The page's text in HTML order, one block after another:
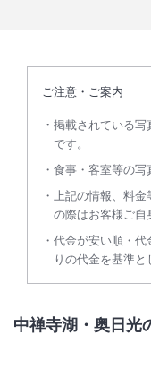
ご注意・ご案内
掲載されている写
です。
食事・客室等の写
上記の情報、料
の際はお客様ご自
代金が安い順・代
りの代金を基準と
中禅寺湖・奥日光